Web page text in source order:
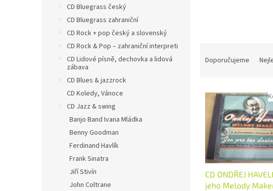
CD Bluegrass český
CD Bluegrass zahraniční
CD Rock + pop český a slovenský
CD Rock & Pop – zahraniční interpreti
CD Lidové písně, dechovka a lidová
zábava
CD Blues & jazzrock
CD Koledy, Vánoce
CD Jazz & swing
Banjo Band Ivana Mládka
Benny Goodman
Ferdinand Havlík
Frank Sinatra
Jiří Stivín
John Coltrane
n
Doporučujeme
V
CD ONDŘEJ
jeho Melody